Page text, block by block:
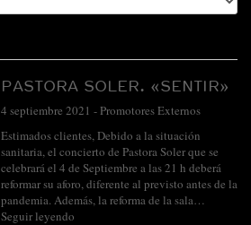
PASTORA SOLER. «SENTIR»
4 septiembre 2021 -Promotores Externos
Estimados clientes, Debido a la situación
sanitaria, el concierto de Pastora Soler que se
celebrará el 4 de Septiembre a las 21 h deberá
reformar su aforo, diferente al previsto antes de la
pandemia. Además, la reforma de la sala…
Seguir leyendo